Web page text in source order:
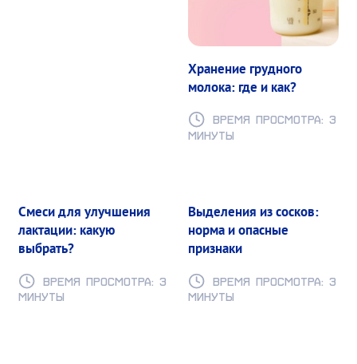
Хранение грудного
молока: где и как?
Время просмотра: 3
минуты
Смеси для улучшения
лактации: какую
выбрать?
Время просмотра: 3
минуты
Выделения из сосков:
норма и опасные
признаки
Время просмотра: 3
минуты